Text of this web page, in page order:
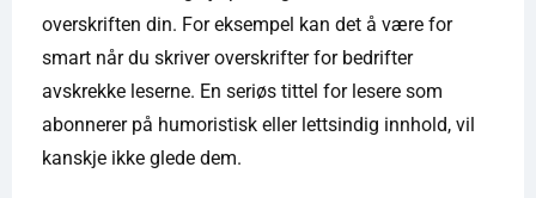
overskriften din. For eksempel kan det å være for
smart når du skriver overskrifter for bedrifter
avskrekke leserne. En seriøs tittel for lesere som
abonnerer på humoristisk eller lettsindig innhold, vil
kanskje ikke glede dem.